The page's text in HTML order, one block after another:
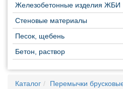
Железобетонные изделия ЖБИ
Стеновые материалы
Песок, щебень
Бетон, раствор
Каталог
Перемычки